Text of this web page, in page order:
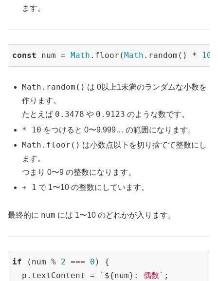
ます。
const num = Math .floor(Math .random() * 10
Math.random() は 0以上1未満のランダムな小数を
作ります。
たとえば 0.3478 や 0.9123 のような数です。
* 10 をつけると 0〜9.999… の範囲になります。
Math.floor() は小数点以下を切り捨てて整数にし
ます。
つまり 0〜9 の整数になります。
+ 1 で 1〜10 の整数にしています。
最終的に num には 1〜10 のどれかが入ります。
if (num % 2 === 0 ) {
  p.textContent =
` ${num} : 偶数` ;